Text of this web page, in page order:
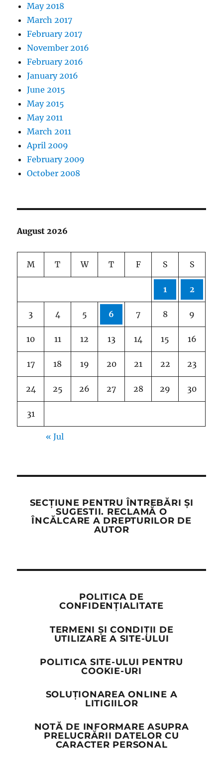
May 2018
March 2017
February 2017
November 2016
February 2016
January 2016
June 2015
May 2015
May 2011
March 2011
April 2009
February 2009
October 2008
August 2026
M T W T F S S
1 2
3 4 5 6 7 8 9
10 11 12 13 14 15 16
17 18 19 20 21 22 23
24 25 26 27 28 29 30
31
« Jul
SECȚIUNE PENTRU ÎNTREBĂRI ȘI
SUGESTII. RECLAMĂ O
ÎNCĂLCARE A DREPTURILOR DE
AUTOR
POLITICA DE
CONFIDENȚIALITATE
TERMENI ȘI CONDIȚII DE
UTILIZARE A SITE-ULUI
POLITICA SITE-ULUI PENTRU
COOKIE-URI
SOLUȚIONAREA ONLINE A
LITIGIILOR
NOTĂ DE INFORMARE ASUPRA
PRELUCRĂRII DATELOR CU
CARACTER PERSONAL